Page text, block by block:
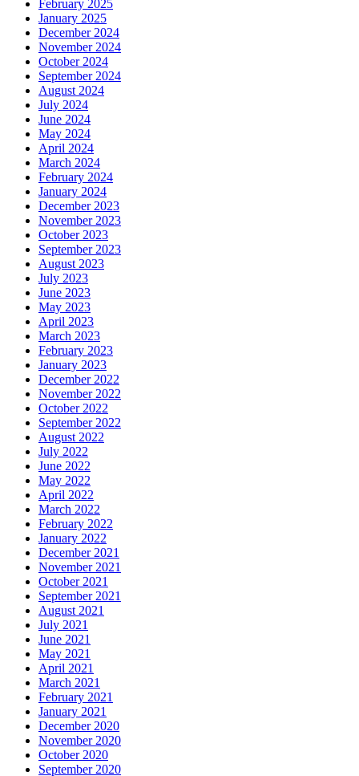
February 2025
January 2025
December 2024
November 2024
October 2024
September 2024
August 2024
July 2024
June 2024
May 2024
April 2024
March 2024
February 2024
January 2024
December 2023
November 2023
October 2023
September 2023
August 2023
July 2023
June 2023
May 2023
April 2023
March 2023
February 2023
January 2023
December 2022
November 2022
October 2022
September 2022
August 2022
July 2022
June 2022
May 2022
April 2022
March 2022
February 2022
January 2022
December 2021
November 2021
October 2021
September 2021
August 2021
July 2021
June 2021
May 2021
April 2021
March 2021
February 2021
January 2021
December 2020
November 2020
October 2020
September 2020